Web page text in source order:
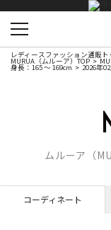
レディースファッション通販ト
MURUA（ムルーア）TOP
身長：165 ～ 169cm 2026年
ムルーア（
コーディネート